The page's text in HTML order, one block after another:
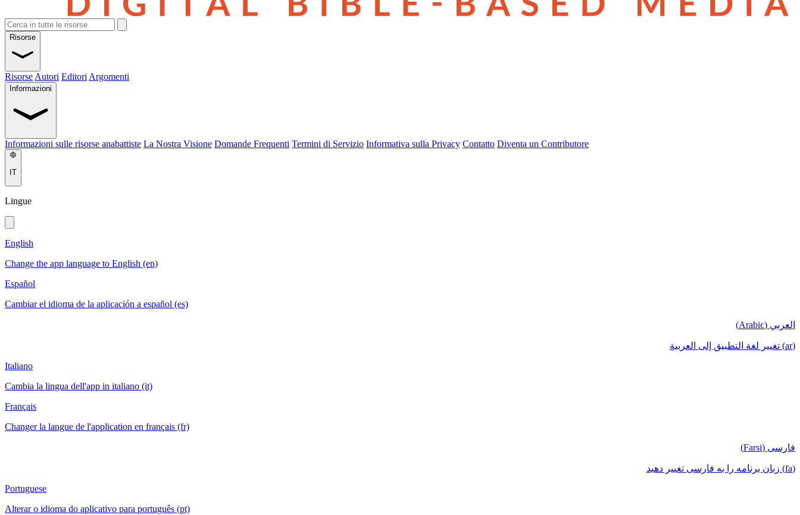
Risorse
Risorse Autori Editori Argomenti
Informazioni
Informazioni sulle risorse anabattiste La Nostra Visione Domande Frequenti Termini di Servizio Informativa sulla Privacy Contatto Diventa un Contributore
IT
Lingue
English
Change the app language to English (en)
Español
Cambiar el idioma de la aplicación a español (es)
العربي (Arabic)
(ar) تغيير لغة التطبيق إلى العربية
Italiano
Cambia la lingua dell'app in italiano (it)
Français
Changer la langue de l'application en français (fr)
فارسی (Farsi)
(fa) زبان برنامه را به فارسی تغییر دهید
Portuguese
Alterar o idioma do aplicativo para português (pt)